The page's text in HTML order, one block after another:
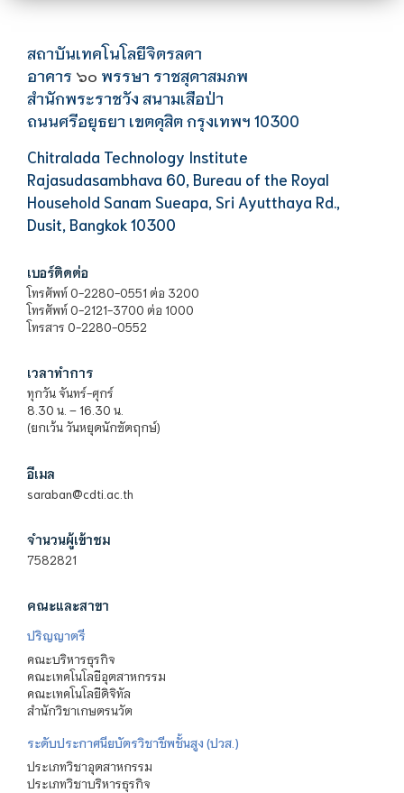
สถาบันเทคโนโลยีจิตรลดา
อาคาร ๖๐ พรรษา ราชสุดาสมภพ
สำนักพระราชวัง สนามเสือป่า
ถนนศรีอยุธยา เขตดุสิต กรุงเทพฯ 10300
Chitralada Technology Institute
Rajasudasambhava 60, Bureau of the Royal
Household Sanam Sueapa, Sri Ayutthaya Rd.,
Dusit, Bangkok 10300
เบอร์ติดต่อ
โทรศัพท์ 0-2280-0551 ต่อ 3200
โทรศัพท์ 0-2121-3700 ต่อ 1000
โทรสาร 0-2280-0552
เวลาทำการ
ทุกวัน จันทร์-ศุกร์
8.30 น. – 16.30 น.
(ยกเว้น วันหยุดนักขัตฤกษ์)
อีเมล
saraban@cdti.ac.th
จำนวนผู้เข้าชม
7582821
คณะและสาขา
ปริญญาตรี
คณะบริหารธุรกิจ
คณะเทคโนโลยีอุตสาหกรรม
คณะเทคโนโลยีดิจิทัล
สำนักวิชาเกษตรนวัต
ระดับประกาศนียบัตรวิชาชีพชั้นสูง (ปวส.)
ประเภทวิชาอุตสาหกรรม
ประเภทวิชาบริหารธุรกิจ